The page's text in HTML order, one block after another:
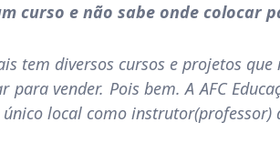
curso e não sabe onde colocar
tem diversos cursos e projetos
para vender. Pois bem. A AFC
local como instrutor(professor)